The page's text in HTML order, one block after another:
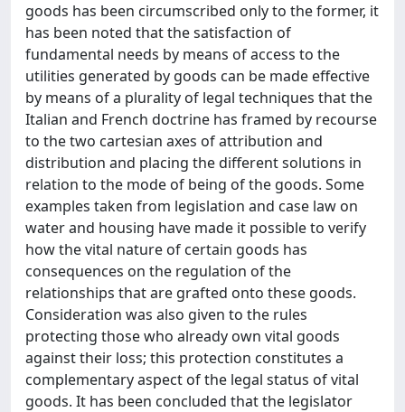
goods has been circumscribed only to the former, it
has been noted that the satisfaction of
fundamental needs by means of access to the
utilities generated by goods can be made effective
by means of a plurality of legal techniques that the
Italian and French doctrine has framed by recourse
to the two cartesian axes of attribution and
distribution and placing the different solutions in
relation to the mode of being of the goods. Some
examples taken from legislation and case law on
water and housing have made it possible to verify
how the vital nature of certain goods has
consequences on the regulation of the
relationships that are grafted onto these goods.
Consideration was also given to the rules
protecting those who already own vital goods
against their loss; this protection constitutes a
complementary aspect of the legal status of vital
goods. It has been concluded that the legislator